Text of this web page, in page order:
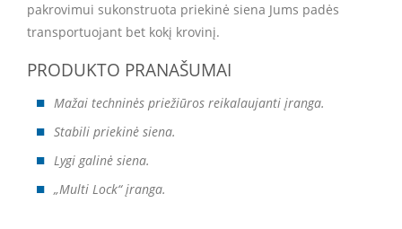
pakrovimui sukonstruota priekinė siena Jums padės
transportuojant bet kokį krovinį.
PRODUKTO PRANAŠUMAI
Mažai techninės priežiūros reikalaujanti įranga.
Stabili priekinė siena.
Lygi galinė siena.
„Multi Lock“ įranga.